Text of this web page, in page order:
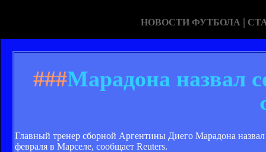
НОВОСТИ ФУТБОЛА |
###Марадона назвал
Главный тренер сборной Аргентины Диего Марадона
февраля в Марселе, сообщает Reuters.